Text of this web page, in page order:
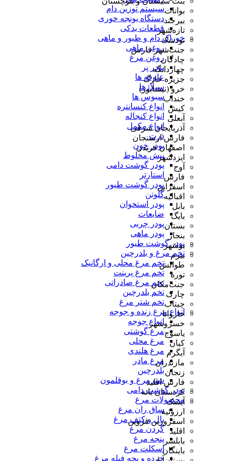
سیستم توزین دام
دستگاه یونجه خوری
قطعات یدکی
خوراک دام و طیور و ماهی
روغن ماهی
روغن مرغ
پودر پر
علوفه ها
سیلاژها
سبوس ها
انواع کنسانتره
انواع کنجاله
انواع مکمل
ذرت
پودر خون
پیش مخلوط
پودر گوشت دامی
استارتر
پودر گوشت طیور
گلوتن
پودر استخوان
ضایعات
پودر چربی
پودر ماهی
پودر گوشت طیور
تخم مرغ و بلدرچین
تخم مرغ محلی و ارگانیک
تخم مرغ پرینت
تخم مرغ صادراتی
تخم بلدرچین
تخم شتر مرغ
انواع مرغ زنده و جوجه
انواع جوجه
مرغ گوشتی
مرغ محلی
مرغ هلندی
مرغ مادر
بلدرچین
شترمرغ و بوقلمون
پودر گوشت دامی
محصولات مرغ
ساق ران مرغ
بال و کتف مرغ
گردن مرغ
پنجه مرغ
اسکلت مرغ
خرده و بچه فیله مرغ
بوانات
بیرجند
تازه‌شهر
تودشک
جنت‌شهر فارس
چادگان
چهاردانگه
جزیره خارگ
خرو (نیشابور)
خنداب
کیش
آبعلی
آذربایجان شرقی
فارس ارسنجان
اصفهان فریدن
ایزدشهر
آوج
فارس
اسفراین
اقبالیه
بابل
بایگ
بستان
بنجار
بوشهر
بیرم
طوالش
توره
جنت‌مکان
چارک
چیتاب
خاروانا
خسروشهر
یاسوج
کیان
آبگرم
مازندران
زنجان
فارس اقلید
کردستان بانه
آیسک
ارزوئیه
اسفرورین قزوین
اقلید
بابلسر
باینگان